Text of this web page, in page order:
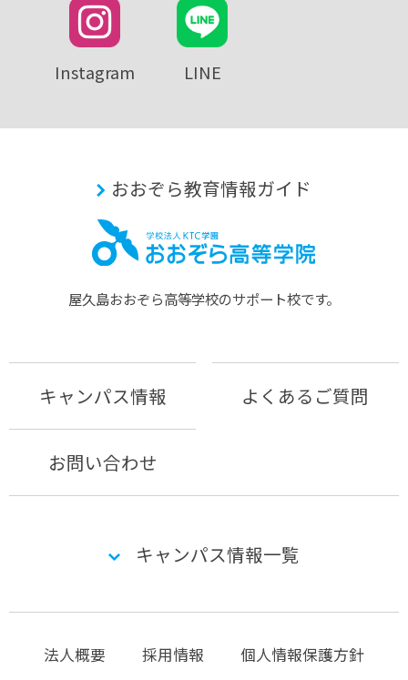
Instagram LINE
おおぞら教育情報ガイド
屋久島おおぞら⾼等学校のサポート校です。
キャンパス情報 よくあるご質問
お問い合わせ
キャンパス情報一覧
法人概要 採用情報
個人情報保護方針